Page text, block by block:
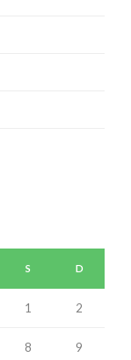
S D
1 2
8 9